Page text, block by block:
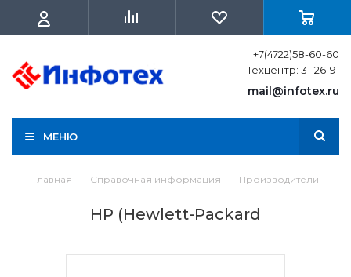
+7(4722)58-60-60
Техцентр: 31-26-91
mail@infotex.ru
МЕНЮ
Главная - Справочная информация - Производители
HP (Hewlett-Packard